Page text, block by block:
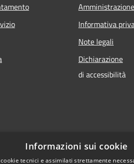
Informativa
Note legali
Dichiarazione
di accessibilità
Informazioni sui cookie
tecnici e assimilati strettamente